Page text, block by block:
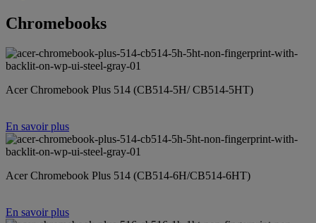
Chromebooks
Acer Chromebook Plus 514 (CB514-5H/ CB514-5HT)
En savoir plus
Acer Chromebook Plus 514 (CB514-6H/CB514-6HT)
En savoir plus